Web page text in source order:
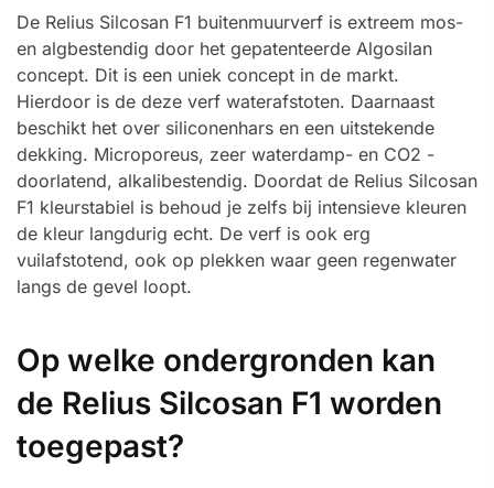
De Relius Silcosan F1 buitenmuurverf is extreem mos-
en algbestendig door het gepatenteerde Algosilan
concept. Dit is een uniek concept in de markt.
Hierdoor is de deze verf waterafstoten. Daarnaast
beschikt het over siliconenhars en een uitstekende
dekking. Microporeus, zeer waterdamp- en CO2 -
doorlatend, alkalibestendig. Doordat de Relius Silcosan
F1 kleurstabiel is behoud je zelfs bij intensieve kleuren
de kleur langdurig echt. De verf is ook erg
vuilafstotend, ook op plekken waar geen regenwater
langs de gevel loopt.
Op welke ondergronden kan
de Relius Silcosan F1 worden
toegepast?